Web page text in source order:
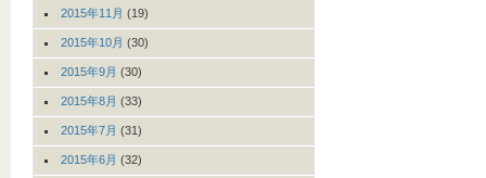
2015年11月 (19)
2015年10月 (30)
2015年9月 (30)
2015年8月 (33)
2015年7月 (31)
2015年6月 (32)